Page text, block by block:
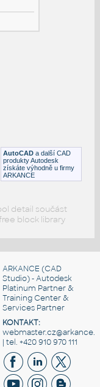
AutoCAD a další CAD
produkty Autodesk
získáte výhodně u firmy
ARKANCE
detail součást
block library
ARKANCE (CAD
Studio) - Autodesk
Platinum Partner &
Training Center &
Services Partner
KONTAKT:
| tel. +420 910 970 111